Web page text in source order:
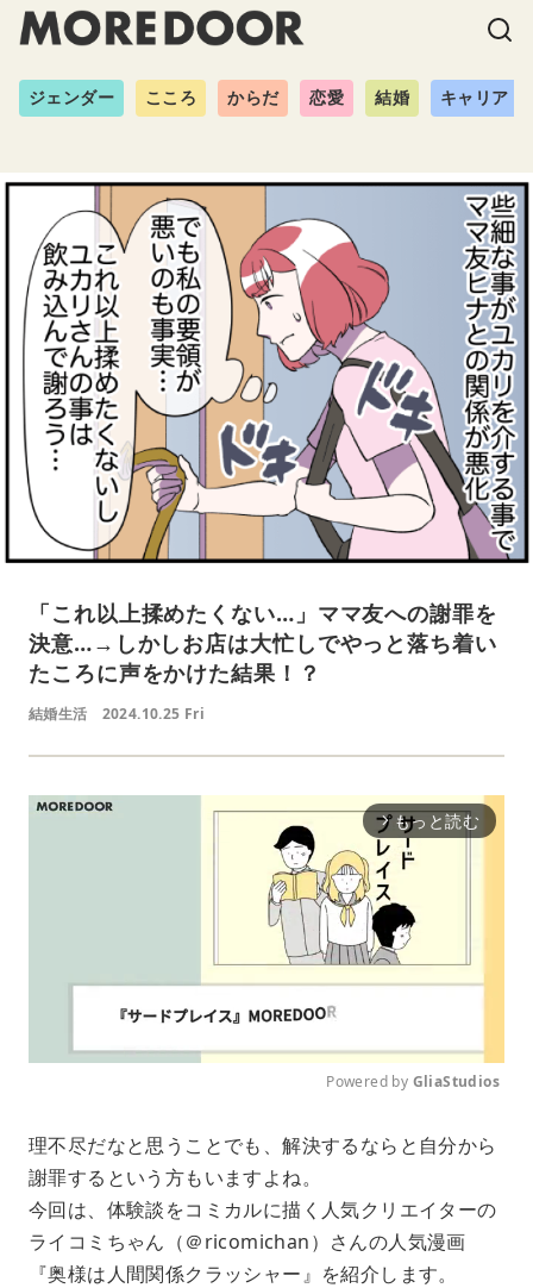
ジェンダー こころ からだ 恋愛 結婚 キャリア
「これ以上揉めたくない…」ママ友への謝罪を
決意…→しかしお店は大忙しでやっと落ち着い
たころに声をかけた結果！？
結婚生活 2024.10.25 Fri
arrow_forward_ios もっと読む
u
Powered by GliaStudios
理不尽だなと思うことでも、解決するならと自分から
謝罪するという方もいますよね。
今回は、体験談をコミカルに描く人気クリエイターの
ライコミちゃん（＠ricomichan）さんの人気漫画
『奥様は人間関係クラッシャー』を紹介します。